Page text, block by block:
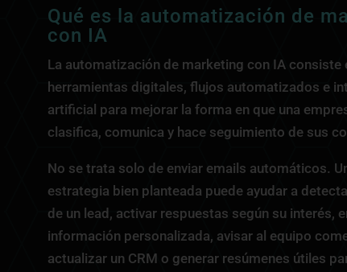
Qué es la automatización de
con IA
La automatización de marketing con IA consiste
herramientas digitales, flujos automatizados e
artificial para mejorar la forma en que una
clasifica, comunica y hace seguimiento de sus
No se trata solo de enviar emails automáticos.
estrategia bien planteada puede ayudar a
de un lead, activar respuestas según su interés,
información personalizada, avisar al equipo
actualizar un CRM o generar resúmenes útiles